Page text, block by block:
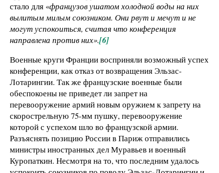
стало для «французов ушатом холодной воды на них
вылитым милым союзником. Они рвут и мечут и не
могут успокоиться, считая что конференция
направлена против них».[6]
Военные круги Франции восприняли возможный успех
конференции, как отказ от возвращения Эльзас-
Лотарингии. Так же французские военные были
обеспокоены не приведет ли запрет на
перевооружение армий новым оружием к запрету на
скорострельную 75-мм пушку, перевооружение
которой с успехом шло во французской армии.
Разъяснять позицию России в Париж отправились
министры иностранных дел Муравьев и военный
Куропаткин. Несмотря на то, что последним удалось